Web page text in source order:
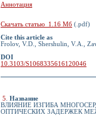
Аннотация
Скачать статью 1.16 Мб (.pdf)
Cite this article as
Frolov, V.D., Shershulin, V.A.,
DOI
10.3103/S1068335616120046
5
Название
ВЛИЯНИЕ ИЗГИБА
ОПТИЧЕСКИХ ЗАДЕРЖЕК